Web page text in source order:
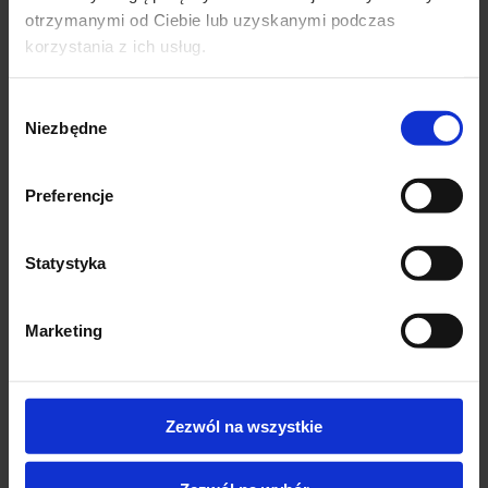
otrzymanymi od Ciebie lub uzyskanymi podczas
korzystania z ich usług.
zgody
Niezbędne
Preferencje
Statystyka
Marketing
Zezwól na wszystkie